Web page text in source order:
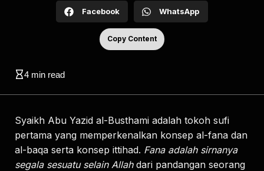
Facebook WhatsApp
Copy Content
4 min read
Syaikh Abu Yazid al-Busthami adalah tokoh sufi
pertama yang memperkenalkan konsep al-fana dan
al-baqa serta konsep ittihad. Fana adalah sirnanya
segala sesuatu selain Allahdari pandangan seorang